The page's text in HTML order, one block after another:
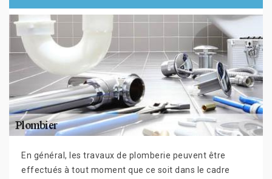
En général, les travaux de plomberie peuvent être
effectués à tout moment que ce soit dans le cadre